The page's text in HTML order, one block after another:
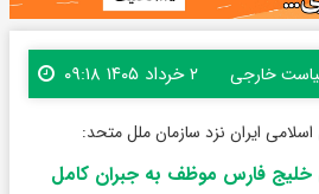
خارجی ۲ خرداد ۱۴۰۵ ۰۹:۱۸
ایران نزد سازمان ملل متحد:
فارس موظف به جبران کامل